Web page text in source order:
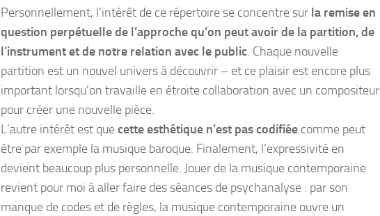
Personnellement, l’intérêt de ce répertoire se concentre sur la remise en
question perpétuelle de l’approche qu’on peut avoir de la partition, de
l’instrument et de notre relation avec le public. Chaque nouvelle
partition est un nouvel univers à découvrir – et ce plaisir est encore plus
important lorsqu’on travaille en étroite collaboration avec un compositeur
pour créer une nouvelle pièce.
L’autre intérêt est quecette esthétique n’est pas codifiée comme peut
être par exemple la musique baroque. Finalement, l’expressivité en
devient beaucoup plus personnelle. Jouer de la musique contemporaine
revient pour moi à aller faire des séances de psychanalyse : par son
manque de codes et de règles, la musique contemporaine ouvre un